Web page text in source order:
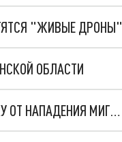
"ЖИВЫЕ ДРОНЫ"
ОБЛАСТИ
В ВОЛГОДОНСКЕ НАГРАДИЛИ ШКОЛЬНИКА, КОТОРЫЙ ЗАЩИТИЛ ДЕВУШКУ ОТ НАПАДЕНИЯ МИГРАНТА